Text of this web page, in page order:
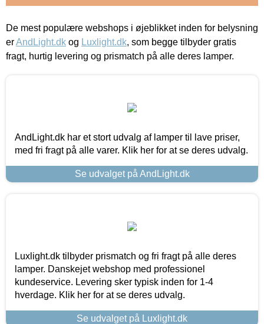
De mest populære webshops i øjeblikket inden for belysning
erAndLight.dk og Luxlight.dk, som begge tilbyder gratis
fragt, hurtig levering og prismatch på alle deres lamper.
AndLight.dk har et stort udvalg af lamper til lave priser,
med fri fragt på alle varer. Klik her for at se deres udvalg.
Se udvalget på AndLight.dk
Luxlight.dk tilbyder prismatch og fri fragt på alle deres
lamper. Danskejet webshop med professionel
kundeservice. Levering sker typisk inden for 1-4
hverdage. Klik her for at se deres udvalg.
Se udvalget på Luxlight.dk